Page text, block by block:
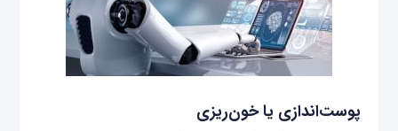
پوست‌اندازی یا خون‌ریزی